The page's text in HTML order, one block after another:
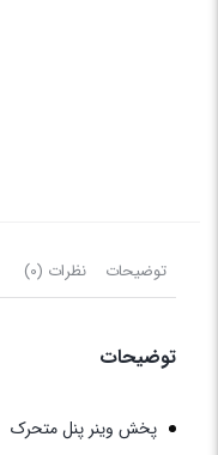
توضیحات نظرات (0)
توضیحات
پخش وینر پنل متحرک